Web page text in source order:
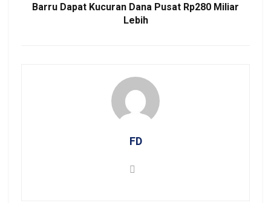
Barru Dapat Kucuran Dana Pusat Rp280 Miliar
Lebih
FD